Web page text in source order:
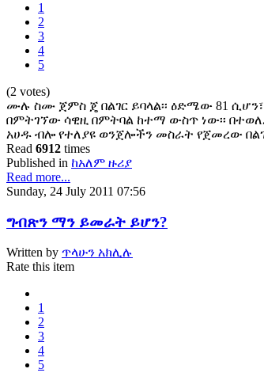
1
2
3
4
5
(2 votes)
ሙሉ ስሙ ጀምስ ጄ በልገር ይባላል፡፡ ዕድሜው 81
በምትገኘው ሳዊዚ በምትባል ከተማ ውስጥ ነው፡፡
አሀዱ ብሎ የተለያዩ ወንጀሎችን መስራት የጀመረው
Read 6912 times
Published in ከአለም ዙሪያ
Read more...
Sunday, 24 July 2011 07:56
ግብጽን ማን ይመራት ይሆን?
Written by ጥላሁን አክሊሉ
Rate this item
1
2
3
4
5